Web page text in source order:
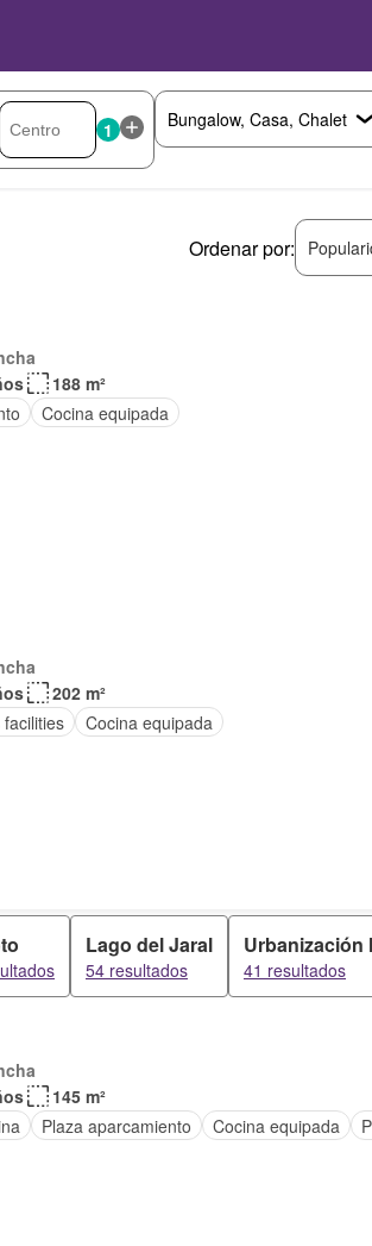
1
Ordenar por:
188 m²
Cocina equipada
202 m²
Cocina equipada
Lago del Jaral
54 resultados
Urbanización
41 resultados
145 m²
Plaza aparcamiento Cocina equipada